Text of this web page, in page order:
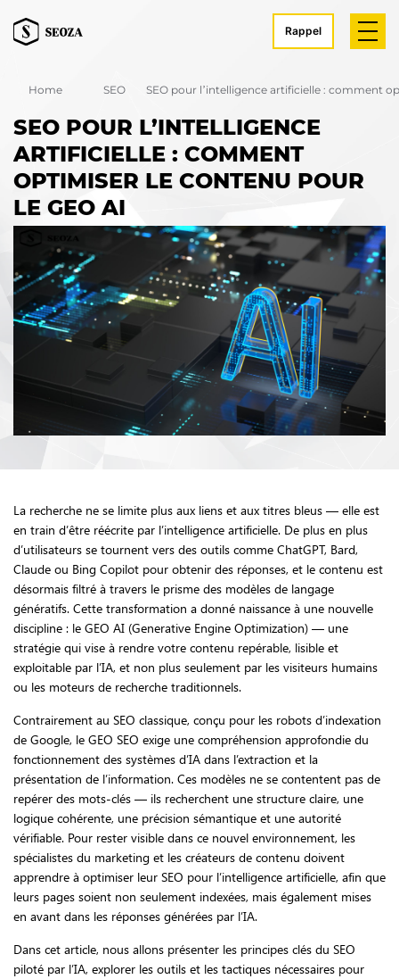
Rappel
Home SEO SEO pour l’intelligence artificielle : comment
SEO POUR L’INTELLIGENCE
ARTIFICIELLE : COMMENT
OPTIMISER LE CONTENU POUR
LE GEO AI
La recherche ne se limite plus aux liens et aux titres bleus — elle est
en train d’être réécrite par l’intelligence artificielle. De plus en plus
d’utilisateurs se tournent vers des outils comme ChatGPT, Bard,
Claude ou Bing Copilot pour obtenir des réponses, et le contenu est
désormais filtré à travers le prisme des modèles de langage
génératifs. Cette transformation a donné naissance à une nouvelle
discipline : le GEO AI (Generative Engine Optimization) — une
stratégie qui vise à rendre votre contenu repérable, lisible et
exploitable par l’IA, et non plus seulement par les visiteurs humains
ou les moteurs de recherche traditionnels.
Contrairement au SEO classique, conçu pour les robots d’indexation
de Google, le GEO SEO exige une compréhension approfondie du
fonctionnement des systèmes d’IA dans l’extraction et la
présentation de l’information. Ces modèles ne se contentent pas de
repérer des mots-clés — ils recherchent une structure claire, une
logique cohérente, une précision sémantique et une autorité
vérifiable. Pour rester visible dans ce nouvel environnement, les
spécialistes du marketing et les créateurs de contenu doivent
apprendre à optimiser leur SEO pour l’intelligence artificielle, afin que
leurs pages soient non seulement indexées, mais également mises
en avant dans les réponses générées par l’IA.
Dans cet article, nous allons présenter les principes clés du SEO
piloté par l’IA, explorer les outils et les tactiques nécessaires pour